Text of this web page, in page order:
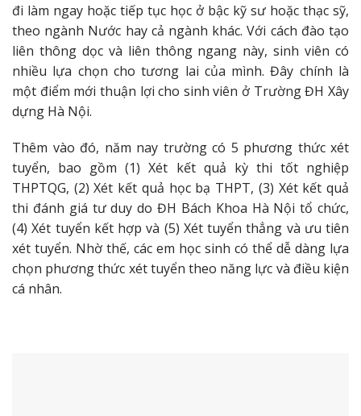
đi làm ngay hoặc tiếp tục học ở bậc kỹ sư hoặc thạc sỹ,
theo ngành Nước hay cả ngành khác. Với cách đào tạo
liên thông dọc và liên thông ngang này, sinh viên có
nhiều lựa chọn cho tương lai của mình. Đây chính là
một điểm mới thuận lợi cho sinh viên ở Trường ĐH Xây
dựng Hà Nội.
Thêm vào đó, năm nay trường có 5 phương thức xét
tuyển, bao gồm (1) Xét kết quả kỳ thi tốt nghiệp
THPTQG, (2) Xét kết quả học bạ THPT, (3) Xét kết quả
thi đánh giá tư duy do ĐH Bách Khoa Hà Nội tổ chức,
(4) Xét tuyển kết hợp và (5) Xét tuyển thẳng và ưu tiên
xét tuyển. Nhờ thế, các em học sinh có thể dễ dàng lựa
chọn phương thức xét tuyển theo năng lực và điều kiện
cá nhân.